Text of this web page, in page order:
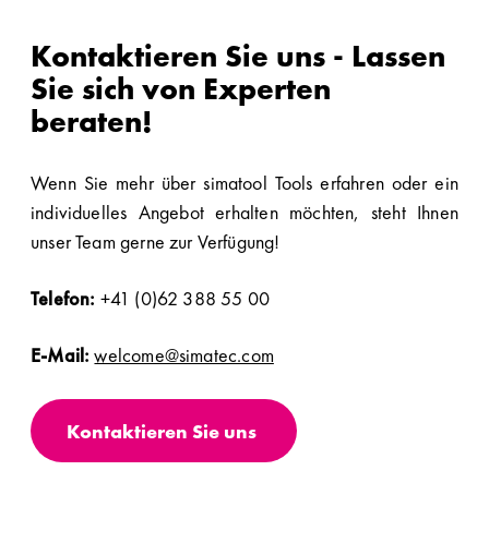
Kontaktieren Sie uns - Lassen
Sie sich von Experten
beraten!
Wenn Sie mehr über simatool Tools erfahren oder ein
individuelles Angebot erhalten möchten, steht Ihnen
unser Team gerne zur Verfügung!
Telefon: +41 (0)62 388 55 00
E-Mail: welcome@simatec.com
Kontaktieren Sie uns